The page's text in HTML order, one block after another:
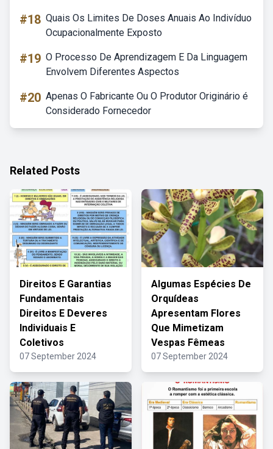
#18 Quais Os Limites De Doses Anuais Ao Indivíduo
Ocupacionalmente Exposto
#19 O Processo De Aprendizagem E Da Linguagem
Envolvem Diferentes Aspectos
#20 Apenas O Fabricante Ou O Produtor Originário é
Considerado Fornecedor
Related Posts
Direitos E Garantias
Fundamentais
Direitos E Deveres
Individuais E
Coletivos
07 September 2024
Algumas Espécies De
Orquídeas
Apresentam Flores
Que Mimetizam
Vespas Fêmeas
07 September 2024